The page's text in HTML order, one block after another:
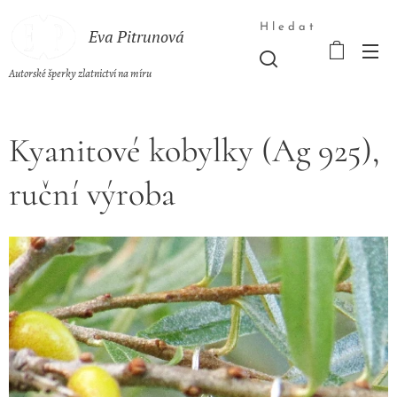
Eva Pitrunová
Autorské šperky zlatnictví na míru
Hledat
Kyanitové kobylky (Ag 925),
ruční výroba